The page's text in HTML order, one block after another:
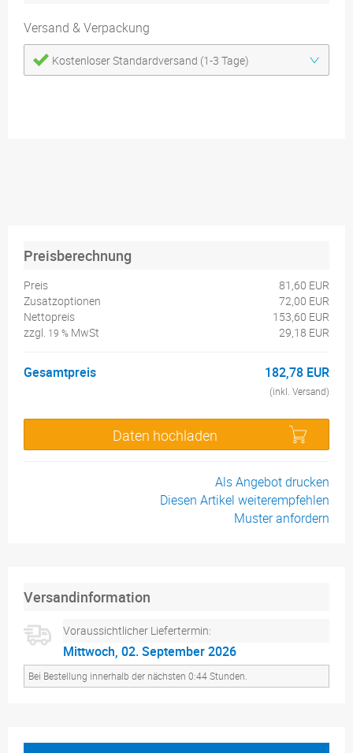
Versand & Verpackung
Kostenloser Standardversand (1-3 Tage)
Preisberechnung
Preis
81,60 EUR
Zusatzoptionen
72,00 EUR
Nettopreis
153,60 EUR
zzgl. 19 % MwSt 29,18 EUR
Gesamtpreis 182,78 EUR
(inkl. Versand)
Daten hochladen
Als Angebot drucken
Diesen Artikel weiterempfehlen
Muster anfordern
Versandinformation
Voraussichtlicher Liefertermin:
Mittwoch, 02. September 2026
Bei Bestellung innerhalb der nächsten 0:44 Stunden.